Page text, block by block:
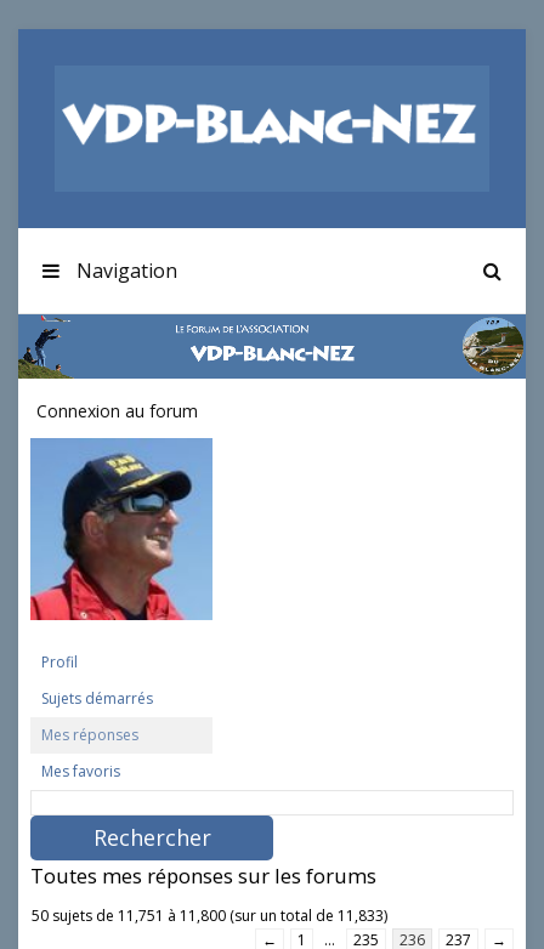
Navigation
Connexion au forum
Profil
Sujets démarrés
Mes réponses
Mes favoris
e
h
e
r
Toutes mes réponses sur les forums
50 sujets de 11,751 à 11,800 (sur un total de 11,833)
←
1 … 235 236 237 →